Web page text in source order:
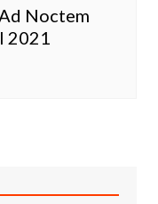
Noctem
2021